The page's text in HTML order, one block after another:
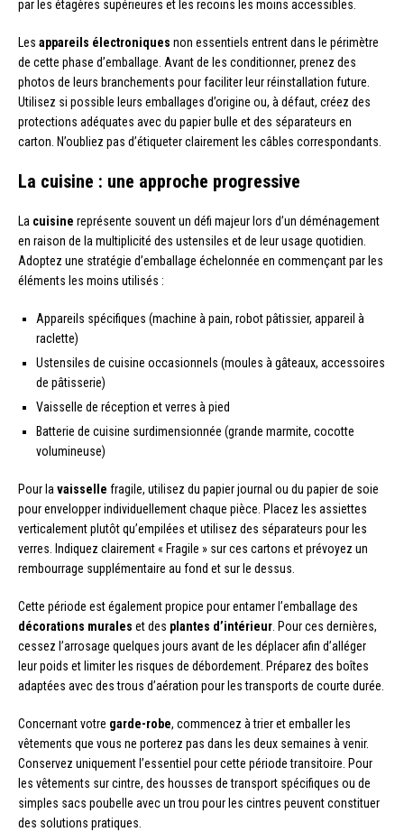
par les étagères supérieures et les recoins les moins accessibles.
Les appareils électroniques non essentiels entrent dans le périmètre
de cette phase d’emballage. Avant de les conditionner, prenez des
photos de leurs branchements pour faciliter leur réinstallation future.
Utilisez si possible leurs emballages d’origine ou, à défaut, créez des
protections adéquates avec du papier bulle et des séparateurs en
carton. N’oubliez pas d’étiqueter clairement les câbles correspondants.
La cuisine : une approche progressive
La cuisine représente souvent un défi majeur lors d’un déménagement
en raison de la multiplicité des ustensiles et de leur usage quotidien.
Adoptez une stratégie d’emballage échelonnée en commençant par les
éléments les moins utilisés :
Appareils spécifiques (machine à pain, robot pâtissier, appareil à
raclette)
Ustensiles de cuisine occasionnels (moules à gâteaux, accessoires
de pâtisserie)
Vaisselle de réception et verres à pied
Batterie de cuisine surdimensionnée (grande marmite, cocotte
volumineuse)
Pour la vaisselle fragile, utilisez du papier journal ou du papier de soie
pour envelopper individuellement chaque pièce. Placez les assiettes
verticalement plutôt qu’empilées et utilisez des séparateurs pour les
verres. Indiquez clairement « Fragile » sur ces cartons et prévoyez un
rembourrage supplémentaire au fond et sur le dessus.
Cette période est également propice pour entamer l’emballage des
décorations murales et des plantes d’intérieur . Pour ces dernières,
cessez l’arrosage quelques jours avant de les déplacer afin d’alléger
leur poids et limiter les risques de débordement. Préparez des boîtes
adaptées avec des trous d’aération pour les transports de courte durée.
Concernant votre garde-robe, commencez à trier et emballer les
vêtements que vous ne porterez pas dans les deux semaines à venir.
Conservez uniquement l’essentiel pour cette période transitoire. Pour
les vêtements sur cintre, des housses de transport spécifiques ou de
simples sacs poubelle avec un trou pour les cintres peuvent constituer
des solutions pratiques.